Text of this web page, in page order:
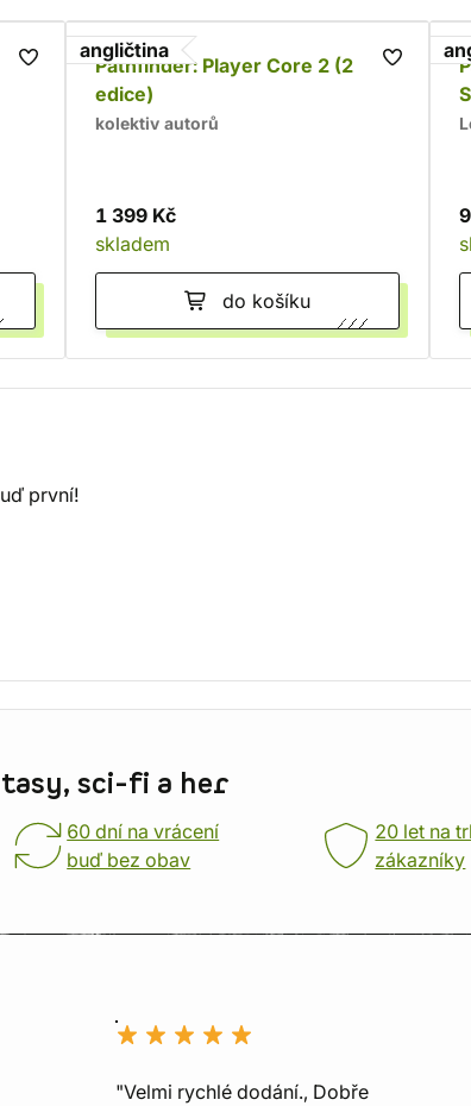
angličtina
Pathfinder: Player Core 2 (2
edice)
kolektiv autorů
1 399 Kč
skladem
do košíku
první!
sci-fi a her
60 dní na vrácení
buď bez obav
20 let na
zákazníky
"Velmi rychlé dodání., Dobře